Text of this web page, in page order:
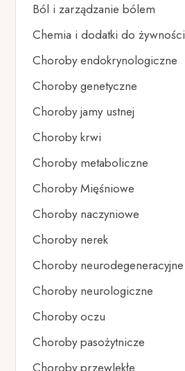
Ból i zarządzanie bólem
Chemia i dodatki do żywności
Choroby endokrynologiczne
Choroby genetyczne
Choroby jamy ustnej
Choroby krwi
Choroby metaboliczne
Choroby Mięśniowe
Choroby naczyniowe
Choroby nerek
Choroby neurodegeneracyjne
Choroby neurologiczne
Choroby oczu
Choroby pasożytnicze